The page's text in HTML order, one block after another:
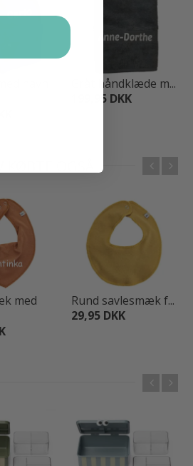
Gråt håndklæde m...
199,95 DKK
OGSÅ
med
Rund savlesmæk f...
29,95 DKK